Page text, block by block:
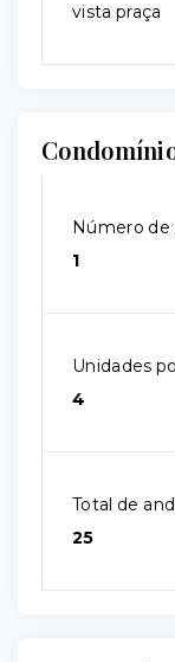
vista praça
Número de
1
Unidades
4
Total de
25